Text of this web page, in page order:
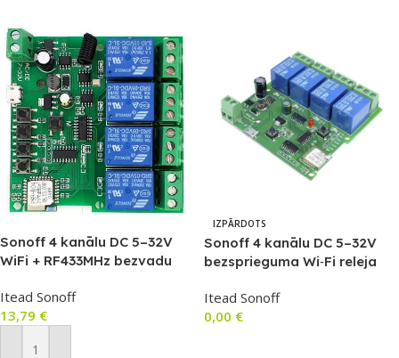
Sonoff 4 kanālu DC 5–32V
WiFi + RF433MHz bezvadu
Itead Sonoff
13,79 €
IZPĀRDOTS
Sonoff 4 kanālu DC 5–32V
bezsprieguma Wi‑Fi releja
Itead Sonoff
0,00 €